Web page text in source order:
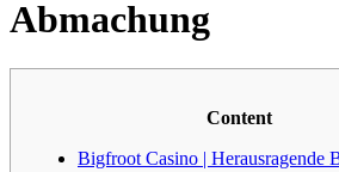
Abmachung
Content
Bigfroot Casino | Herausragende